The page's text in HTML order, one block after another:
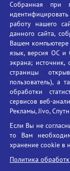
Противодействие
Социальные ролики -
Противодействие
БГУ против наркотиков
Собранная при
работу нашего
данного сайта,
Вашем
язык, версия ОС и
экрана; источник,
страницы
пользователь), а
обработки
сервисов веб-
Рекламы, Jivo,
Если Вы не
то Вам
хранение cookie в
Политика